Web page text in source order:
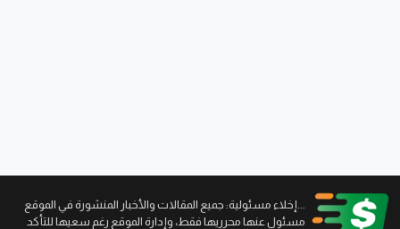
...إخلاء مسئولية: جميع المقالات والأخبار المنشورة في الموقع
مسئول عنها محرريها فقط، وإدارة الموقع رغم سعيها للتأكد